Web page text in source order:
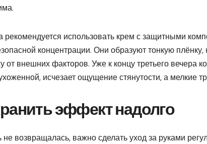
рекомендуется использовать крем с защитными
концентрации. Они образуют тонкую
от внешних факторов. Уже к концу третьего вечера
исчезает ощущение стянутости, а мелкие
эффект надолго
не возвращалась, важно сделать уход за руками